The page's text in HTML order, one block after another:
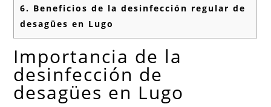
6. Beneficios de la desinfección regular de
desagües en Lugo
Importancia de la
desinfección de
desagües en Lugo